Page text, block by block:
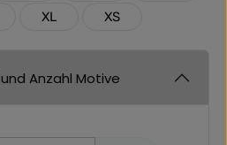
XL XS
Anzahl Motive